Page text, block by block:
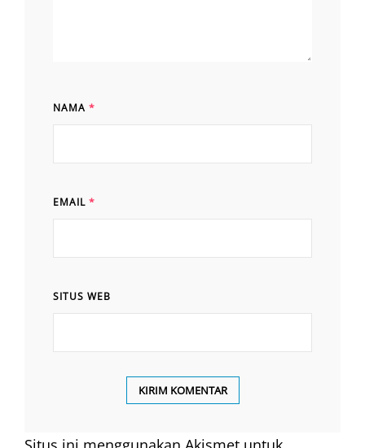
NAMA *
EMAIL *
SITUS WEB